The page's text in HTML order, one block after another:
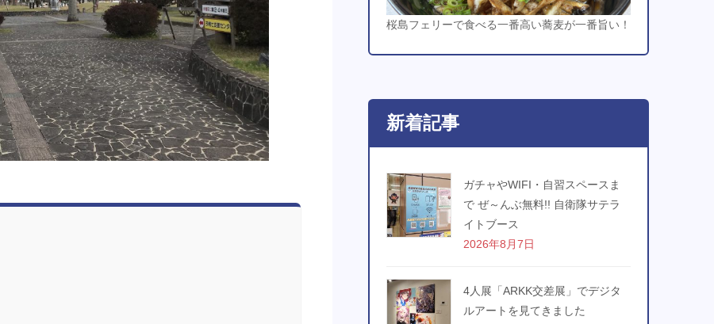
桜島フェリーで食べる一番高い蕎麦が一番旨い！
新着記事
ガチャやWIFI・自習スペースま
で ぜ～んぶ無料!! 自衛隊サテラ
イトブース
2026年8月7日
4人展「ARKK交差展」でデジタ
ルアートを見てきました